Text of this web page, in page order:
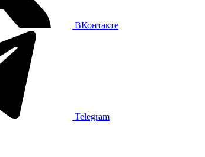
ВКонтакте
Telegram